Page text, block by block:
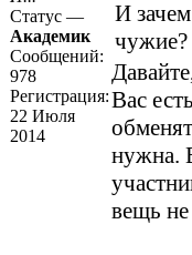
Статус —
Академик
Сообщений:
978
Регистрация:
22 Июля
2014
И
чужие?
Вас
нужна.
вещь